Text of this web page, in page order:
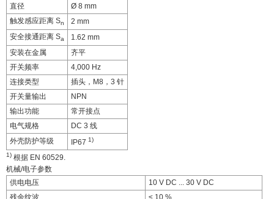
直径
Ø 8 mm
触发感应距离 Sn
2 mm
安全接通距离 Sa
1.62 mm
安装在金属
齐平
开关频率
4,000 Hz
连接类型
插头，M8，3 针
开关量输出
NPN
输出功能
常开接点
电气规格
DC 3 线
外壳防护等级
IP67 1)
1) 根据 EN 60529.
机械/电子参数
供电电压
10 V DC ... 30 V DC